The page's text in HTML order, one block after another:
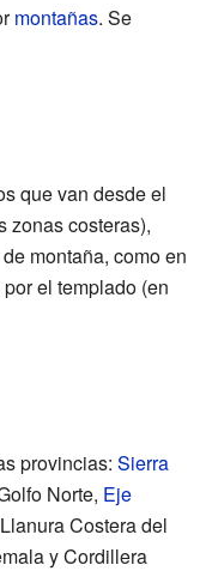
montañas. Se
que van desde el
zonas costeras),
montaña, como en
el templado (en
provincias: Sierra
Norte, Eje
Costera del
y Cordillera